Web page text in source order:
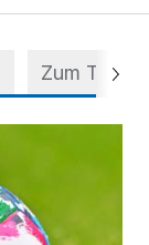
Zum Thema